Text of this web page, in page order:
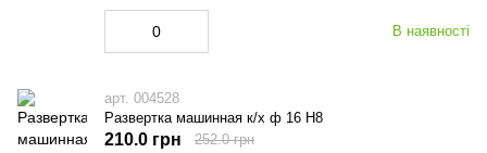
В наявності
арт. 004528
Развертка машинная к/х ф 16 Н8
210.0 грн 252.0 грн